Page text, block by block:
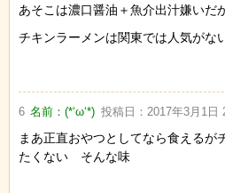
あそこは濃口醤油＋魚介出汁嫌いだ
チキンラーメンは関東では人気がな
6 名前：(*‘ω‘*) 投稿日： 2017年3月1日
まあ正直おやつとしてなら食えるが
たくない そんな味